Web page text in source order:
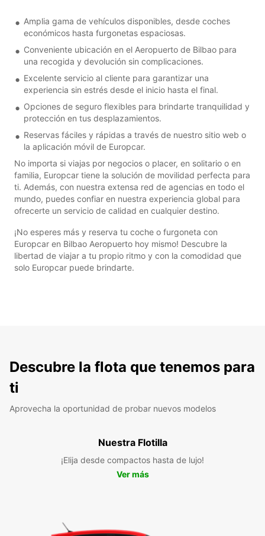
Amplia gama de vehículos disponibles, desde coches
económicos hasta furgonetas espaciosas.
Conveniente ubicación en el Aeropuerto de Bilbao para
una recogida y devolución sin complicaciones.
Excelente servicio al cliente para garantizar una
experiencia sin estrés desde el inicio hasta el final.
Opciones de seguro flexibles para brindarte tranquilidad y
protección en tus desplazamientos.
Reservas fáciles y rápidas a través de nuestro sitio web o
la aplicación móvil de Europcar.
No importa si viajas por negocios o placer, en solitario o en
familia, Europcar tiene la solución de movilidad perfecta para
ti. Además, con nuestra extensa red de agencias en todo el
mundo, puedes confiar en nuestra experiencia global para
ofrecerte un servicio de calidad en cualquier destino.
¡No esperes más y reserva tu coche o furgoneta con
Europcar en Bilbao Aeropuerto hoy mismo! Descubre la
libertad de viajar a tu propio ritmo y con la comodidad que
solo Europcar puede brindarte.
Descubre la flota que tenemos para
ti
Aprovecha la oportunidad de probar nuevos modelos
Nuestra Flotilla
¡Elija desde compactos hasta de lujo!
Ver más